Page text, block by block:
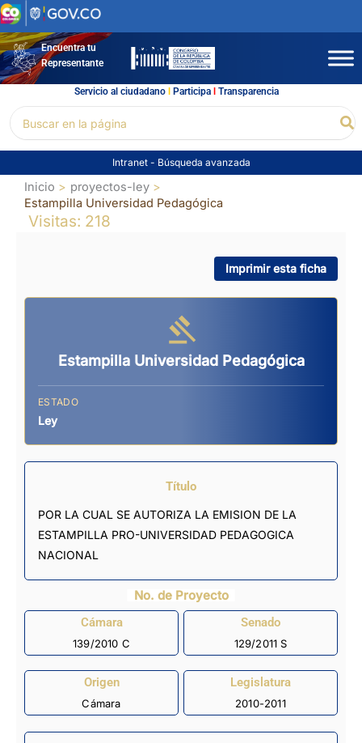
Ir
al
contenidoEncuentra tu
Representante
Servicio al ciudadano l Participal Transparencia
por:
Intranet - Búsqueda avanzada
Inicio
proyectos-ley
Estampilla Universidad Pedagógica
Visitas: 218
Imprimir esta ficha
Estampilla Universidad Pedagógica
ESTADO
Ley
Título
POR LA CUAL SE AUTORIZA LA EMISION DE LA
ESTAMPILLA PRO-UNIVERSIDAD PEDAGOGICA
NACIONAL
No. de Proyecto
Cámara
139/2010 C
Senado
129/2011 S
Origen
Cámara
Legislatura
2010-2011